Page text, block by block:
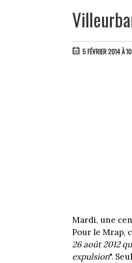
5 FÉVRIER 2014 À
Mardi, une
Pour le Mrap,
26 août 2012
expulsion".